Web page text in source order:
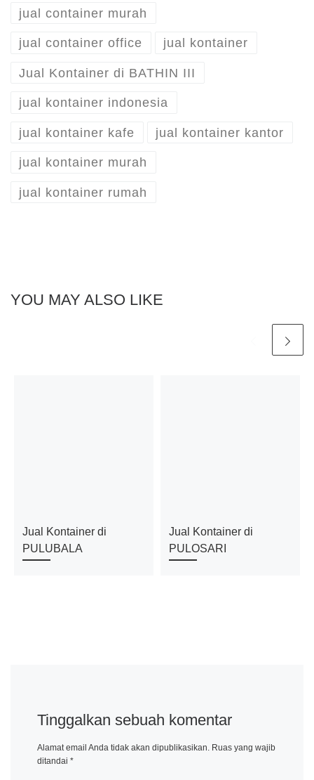
jual container murah
jual container office jual kontainer
Jual Kontainer di BATHIN III
jual kontainer indonesia
jual kontainer kafe jual kontainer kantor
jual kontainer murah
jual kontainer rumah
YOU MAY ALSO LIKE
Jual Kontainer di
PULUBALA
Jual Kontainer di
PULOSARI
Tinggalkan sebuah komentar
Alamat email Anda tidak akan dipublikasikan. Ruas yang wajib
ditandai *